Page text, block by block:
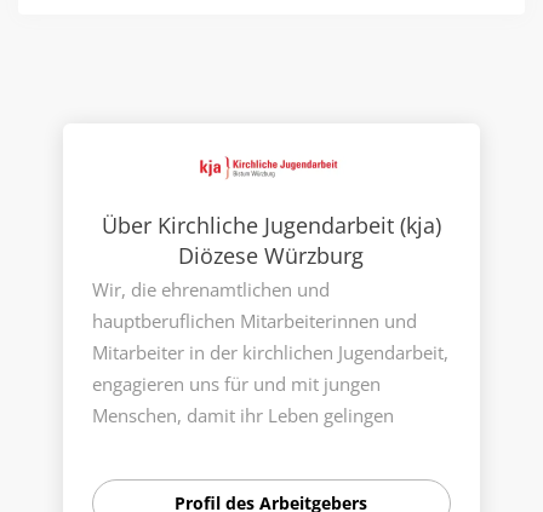
Über Kirchliche Jugendarbeit (kja)
Diözese Würzburg
Wir, die ehrenamtlichen und
hauptberuflichen Mitarbeiterinnen und
Mitarbeiter in der kirchlichen Jugendarbeit,
engagieren uns für und mit jungen
Menschen, damit ihr Leben gelingen
stehen die Fragen und Bedürfnisse von
Profil des Arbeitgebers